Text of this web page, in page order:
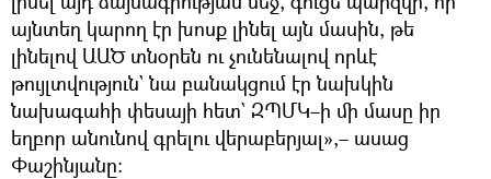
այնտեղ կարող էր խոսք լինել այն մասին, թե
լինելով ԱԱԾ տնօրեն ու չունենալով որևէ
թույլտվություն` նա բանակցում էր նախկին
նախագահի փեսայի հետ` ԶՊՄԿ–ի մի մասը իր
եղբոր անունով գրելու վերաբերյալ»,– ասաց
Փաշինյանը։